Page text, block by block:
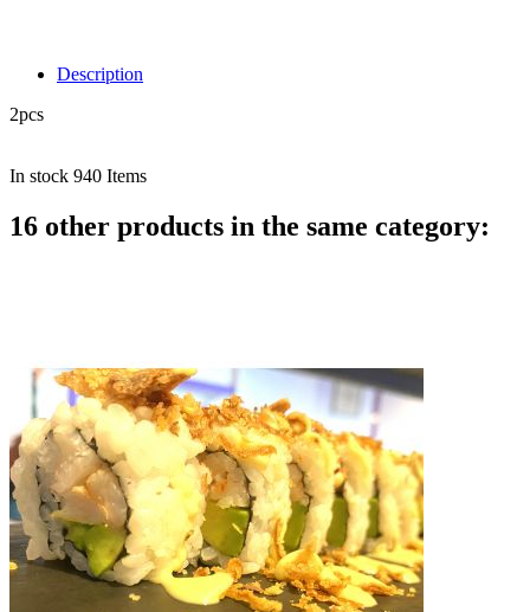
Description
2pcs
In stock 940 Items
16 other products in the same category: